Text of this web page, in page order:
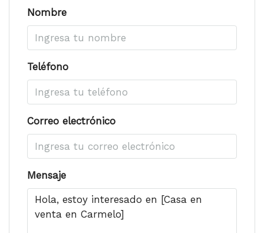
Nombre
Teléfono
Correo electrónico
Mensaje